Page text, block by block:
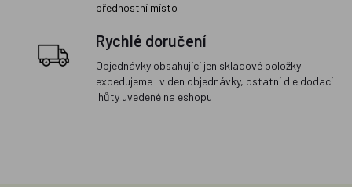
přednostní místo
Rychlé doručení
Objednávky obsahující jen skladové položky
expedujeme i v den objednávky, ostatní dle dodací
lhůty uvedené na eshopu